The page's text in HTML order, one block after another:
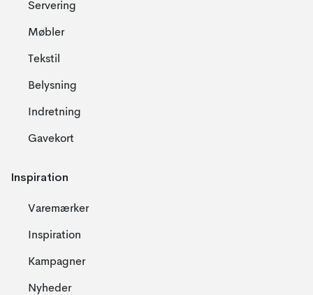
Servering
Møbler
Tekstil
Belysning
Indretning
Gavekort
Inspiration
Varemærker
Inspiration
Kampagner
Nyheder